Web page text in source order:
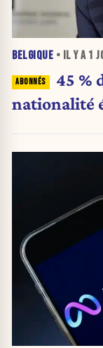
BELGIQUE • IL Y A 1
45 %
nationalité